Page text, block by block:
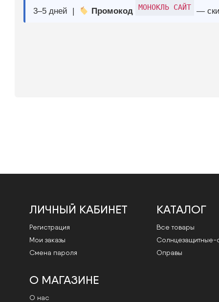
ЛИЧНЫЙ КАБИНЕТ
Регистрация
Мои заказы
Смена пароля
КАТАЛОГ
Все товары
Cолнцезащитные-
Оправы
О МАГАЗИНЕ
О нас